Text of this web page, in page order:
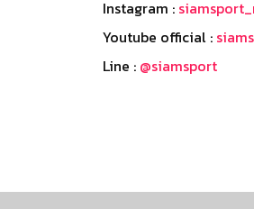
Instagram :
Youtube official :
Line : @siamsport